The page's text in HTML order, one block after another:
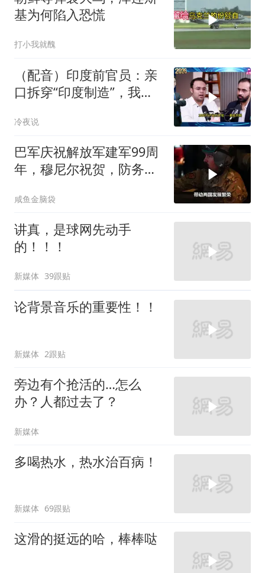
基为何陷入恐慌
打小我就醜
（配音）印度前官员：亲
口拆穿“印度制造”，我们
正的工业制造
冷夜说
巴军庆祝解放军建军99周
年，穆尼尔祝贺，防务合
咸鱼金脑袋
讲真，是球网先动手
的！！！
新媒体 39跟贴
论背景音乐的重要性！！
新媒体 2跟贴
旁边有个抢活的…怎么
办？人都过去了？
新媒体
多喝热水，热水治百病！
新媒体 69跟贴
这滑的挺远的哈，棒棒哒